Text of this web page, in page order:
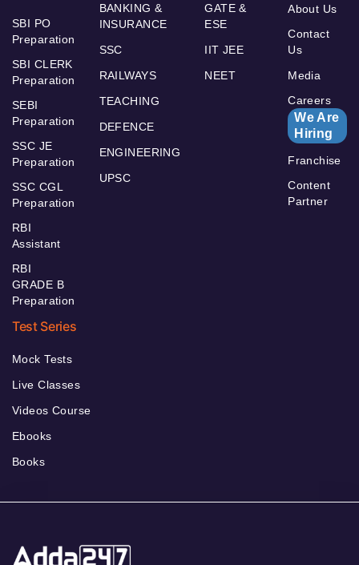
SBI PO
Preparation
SBI CLERK
Preparation
SEBI
Preparation
SSC JE
Preparation
SSC CGL
Preparation
RBI
Assistant
RBI
GRADE B
Preparation
BANKING &
INSURANCE
SSC
RAILWAYS
TEACHING
DEFENCE
ENGINEERING
UPSC
GATE &
ESE
IIT JEE
NEET
About Us
Contact
Us
Media
Careers
We Are
Hiring
Franchise
Content
Partner
Test Series
Mock Tests
Live Classes
Videos Course
Ebooks
Books